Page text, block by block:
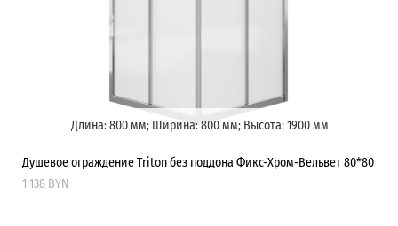
Длина: 800 мм; Ширина: 800 мм; Высота: 1900 мм
Душевое ограждение Triton без поддона Фикс-Хром-Вельвет 80*80
1 138 BYN